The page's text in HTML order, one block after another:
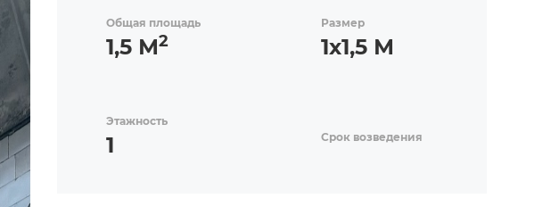
Общая площадь
1,5 М2
Размер
1х1,5 М
Этажность
1 Срок возведения